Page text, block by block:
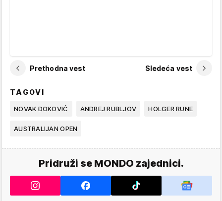
Prethodna vest Sledeća vest
TAGOVI
NOVAK ĐOKOVIĆ ANDREJ RUBLJOV HOLGER RUNE
AUSTRALIJAN OPEN
Pridruži se MONDO zajednici.